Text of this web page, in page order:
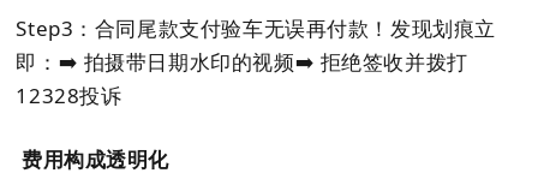
Step3：合同尾款支付验车无误再付款！发现划痕立
即： ➡️ 拍摄带日期水印的视频➡️ 拒绝签收并拨打
12328投诉
费用构成透明化